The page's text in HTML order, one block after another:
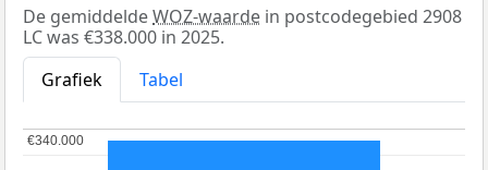
De gemiddeldeWOZ-waarde in postcodegebied 2908
LC was €338.000 in 2025.
Grafiek
Tabel
€340.000
€340.000